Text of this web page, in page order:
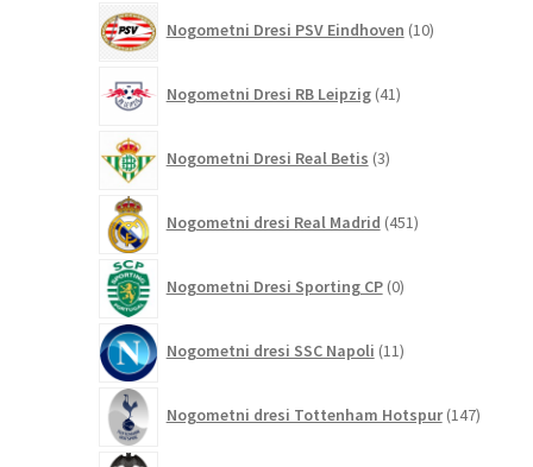
Nogometni Dresi PSV Eindhoven 10izdelkov
Nogometni Dresi RB Leipzig 41izdelkov
Nogometni Dresi Real Betis 3izdelki
Nogometni dresi Real Madrid 451izdelkov
Nogometni Dresi Sporting CP 0izdelkov
Nogometni dresi SSC Napoli 11izdelkov
Nogometni dresi Tottenham Hotspur 147